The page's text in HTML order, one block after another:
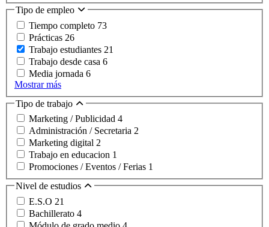
Tipo de empleo
Tiempo completo 73
Prácticas 26
Trabajo estudiantes 21
Trabajo desde casa 6
Media jornada 6
Mostrar más
Tipo de trabajo
Marketing / Publicidad 4
Administración / Secretaria 2
Marketing digital 2
Trabajo en educacion 1
Promociones / Eventos / Ferias 1
Nivel de estudios
E.S.O 21
Bachillerato 4